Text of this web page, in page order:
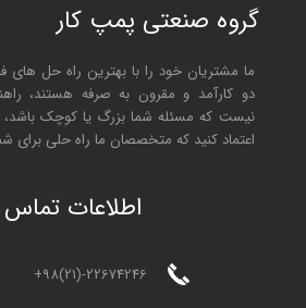
گروه صنعتی پمپ کار
ما مشتریان خود را با بهترین راه حل
دو کارآمد و مقرون به صرفه هستند،
نیست که مسئله شما بزرگ یا کوچک باشد،
اعتماد کنید که متخصصان ما راه حلی برای
اطلاعات تماس
+98(21)-22674246